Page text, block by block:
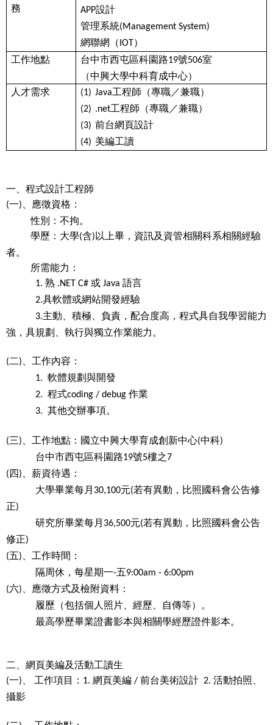
務
APP設計
管理系統(Management System)
網聯網（ IOT）
工作地點
台中市西屯區科園路19號506室
（中興大學中科育成中心）
人才需求
(1) Java工程師（專職／兼職）
(2) .net工程師（專職／兼職）
(3) 前台網頁設計
(4) 美編工讀
一、程式設計工程師
(一)、應徵資格：
性別：不拘。
學歷：大學(含)以上畢，資訊及資管相關科系相關經驗
者。
所需能力：
1. 熟 .NET C# 或 Java 語言
2.具軟體或網站開發經驗
3.主動、積極、負責，配合度高，程式具自我學習能力
強，具規劃、執行與獨立作業能力。
(二)、工作內容：
1. 軟體規劃與開發
2. 程式coding / debug 作業
3. 其他交辦事項。
(三)、工作地點：國立中興大學育成創新中心(中科)
台中市西屯區科園路19號5樓之7
(四)、薪資待遇：
大學畢業每月 30,100元(若有異動，比照國科會公告修
正)
研究所畢業每月 36,500元(若有異動，比照國科會公告
修正)
(五)、工作時間：
隔周休，每星期一-五9:00am - 6:00pm
(六)、應徵方式及檢附資料：
履歷（包括個人照片、經歷、自傳等）。
最高學歷畢業證書影本與相關學經歷證件影本。
二、網頁美編及活動工讀生
(一)、 工作項目： 1. 網頁美編 / 前台美術設計 2. 活動拍照、
攝影